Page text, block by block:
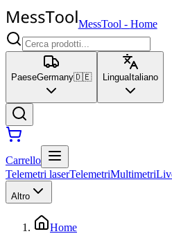
MessTool - Home
PaeseGermany🇩🇪 LinguaItaliano
Carrello
Telemetri laserTelemetriMultimetri
Altro
Home